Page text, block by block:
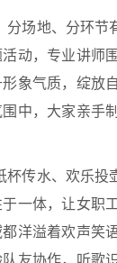
分场地、分环
动，专业讲师
象气质，绽放
中，大家亲手
杯传水、欢乐
一体，让女职
洋溢着欢声笑
友协作，听歌